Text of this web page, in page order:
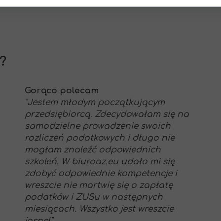
Gorąco polecam
"Jestem młodym początkującym
przedsiębiorcą. Zdecydowałam się na
samodzielne prowadzenie swoich
rozliczeń podatkowych i długo nie
mogłam znaleźć odpowiednich
szkoleń. W biuroaz.eu udało mi się
zdobyć odpowiednie kompetencje i
wreszcie nie martwię się o zapłatę
podatków i ZUSu w następnych
miesiącach. Wszystko jest wreszcie